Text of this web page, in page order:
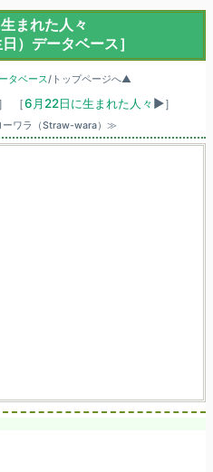
まれた人々
）データベース］
タベース/トップページへ▲
］ ［6月22日に生まれた人々 ▶］
ーワラ（Straw-wara）≫